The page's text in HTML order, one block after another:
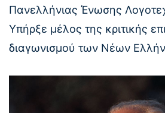
Πανελλήνιας Ένωσης
Υπήρξε μέλος της κριτικής
διαγωνισμού των Νέων